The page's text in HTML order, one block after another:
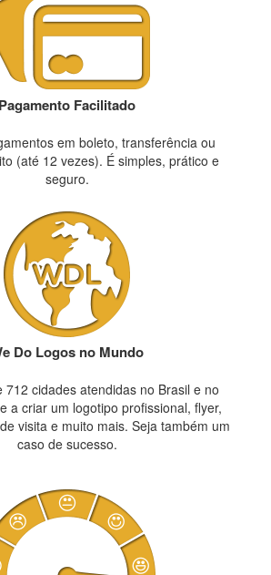
Pagamento Facilitado
em boleto, transferência ou
(até 12 vezes). É simples, prático e
seguro.
Do Logos no Mundo
712 cidades atendidas no Brasil e no
a criar um logotipo profissional, flyer,
visita e muito mais. Seja também um
caso de sucesso.